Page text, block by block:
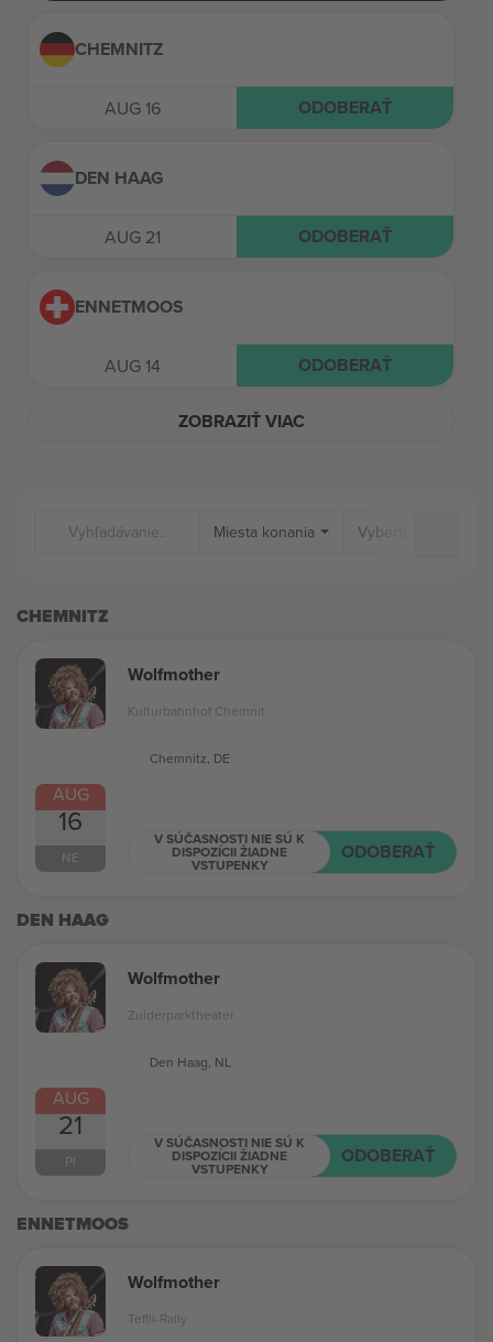
CHEMNITZ
AUG 16 ODOBERAŤ
DEN HAAG
AUG 21 ODOBERAŤ
ENNETMOOS
AUG 14 ODOBERAŤ
ZOBRAZIŤ VIAC
Miesta konania
CHEMNITZ
AUG
16
NE
Wolfmother
Kulturbahnhof Chemnit
Chemnitz, DE
V SÚČASNOSTI NIE SÚ K
DISPOZÍCII ŽIADNE
VSTUPENKY
ODOBERAŤ
DEN HAAG
AUG
21
PI
Wolfmother
Zuiderparktheater
Den Haag, NL
V SÚČASNOSTI NIE SÚ K
DISPOZÍCII ŽIADNE
VSTUPENKY
ODOBERAŤ
ENNETMOOS
Wolfmother
Teffli-Rally